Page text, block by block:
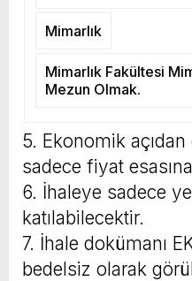
Mimarlık
Mimarlık Fakültesi
Mezun Olmak.
5. Ekonomik
sadece fiyat
6. İhaleye sadece
katılabilecektir.
7. İhale dokümanı
bedelsiz olarak